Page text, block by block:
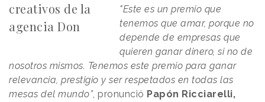
creativos de la
agencia Don
"Este es un premio que
tenemos que amar, porque no
depende de empresas que
quieren ganar dinero, si no de
nosotros mismos. Tenemos este premio para ganar
relevancia, prestigio y ser respetados en todas las
mesas del mundo”, pronunció Papón Ricciarelli,